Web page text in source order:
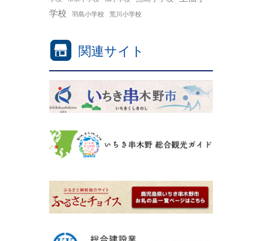
学校
羽島小学校 荒川小学校
関連サイト